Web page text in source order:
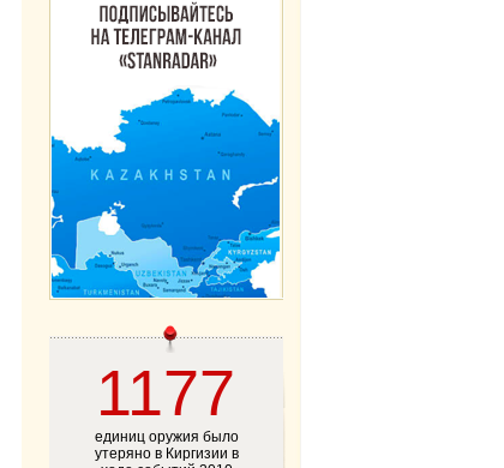
1177
единиц оружия было
утеряно в Киргизии в